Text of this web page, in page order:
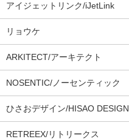
アイジェットリンク/iJetLink
リョウケ
ARKITECT/アーキテクト
NOSENTIC/ノーセンティック
ひさおデザイン/HISAO DESIGN
RETREEX/リトリークス